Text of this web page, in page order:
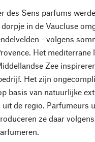
des Sens parfums
in de Vaucluse
- volgens
Het mediterrane
Zee
Het zijn
basis van natuurlijke
uit de regio. Parfumeurs
ze daar